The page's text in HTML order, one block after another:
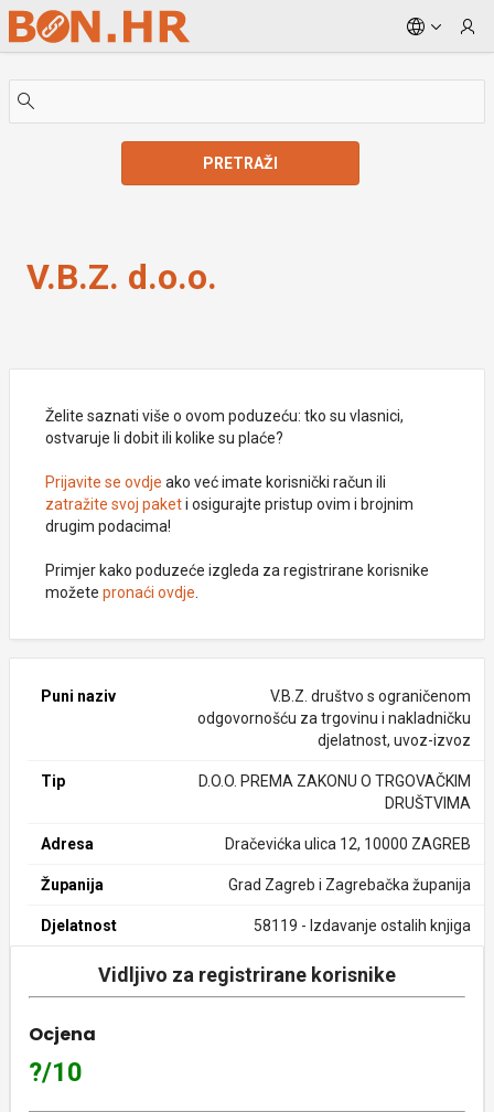
Skip to Main Content
PRETRAŽI
V.B.Z. d.o.o.
Želite saznati više o ovom poduzeću: tko su vlasnici,
ostvaruje li dobit ili kolike su plaće?
Prijavite se ovdje ako već imate korisnički račun ili
zatražite svoj paketi osigurajte pristup ovim i brojnim
drugim podacima!
Primjer kako poduzeće izgleda za registrirane korisnike
možete pronaći ovdje
Puni naziv
V.B.Z. društvo s ograničenom
odgovornošću za trgovinu i nakladničku
djelatnost, uvoz-izvoz
Tip
D.O.O. PREMA ZAKONU O TRGOVAČKIM
DRUŠTVIMA
Adresa Dračevićka ulica 12, 10000 ZAGREB
Županija Grad Zagreb i Zagrebačka županija
Djelatnost 58119 - Izdavanje ostalih knjiga
Vidljivo za registrirane korisnike
Ocjena
?/10